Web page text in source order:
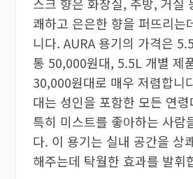
쾌하고 은은한 향을 퍼뜨리는
니다. AURA 용기의 가격은
통 50,000원대, 5.5L 개별 제
30,000원대로 매우 저렴합니
대는 성인을 포함한 모든 연
특히 미스트를 좋아하는 사람
다. 이 용기는 실내 공간을 상
해주는데 탁월한 효과를 발휘